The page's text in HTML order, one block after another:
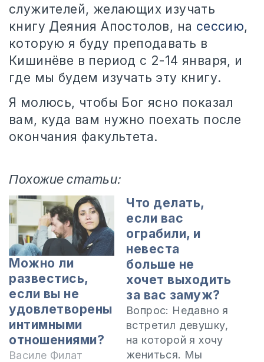
служителей, желающих изучать
книгу Деяния Апостолов, на сессию,
которую я буду преподавать в
Кишинёве в период с 2-14 января, и
где мы будем изучать эту книгу.
Я молюсь, чтобы Бог ясно показал
вам, куда вам нужно поехать после
окончания факультета.
Похожие статьи:
Можно ли
развестись,
если вы не
удовлетворены
интимными
отношениями?
Василе Филат
Что делать,
если вас
ограбили, и
невеста
больше не
хочет выходить
за вас замуж?
Вопрос: Недавно я
встретил девушку,
на которой я хочу
жениться. Мы